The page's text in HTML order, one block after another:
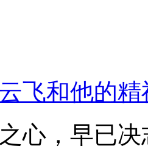
飞和他的
心，早已